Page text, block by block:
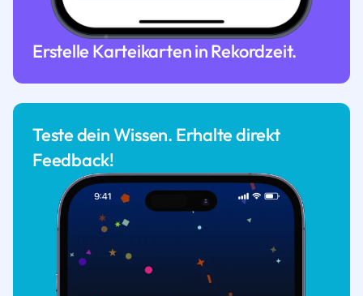
Erstelle Karteikarten in Rekordzeit.
Teste dein Wissen. Erhalte direkt
Feedback!